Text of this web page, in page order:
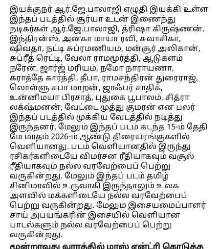
இயக்குநர் ஆர்.ஜே.பாலாஜி எழுதி இயக்கி உள்ள
இந்தப் படத்தில் சூர்யா உடன் இணைந்து
நடிகர்கள் ஆர்.ஜே.பாலாஜி, த்ரிஷா கிருஷ்ணன்,
இந்திரன்ஸ், அனகா மாயா ரவி, சுவாசிகா,
ஷிவதா, நட்டி சுப்ரமணியம், மன்சூர் அலிகான்,
சுப்ரீத் ரெட்டி, வேலா ராமமூர்த்தி, ஆடுகளம்
நரேன், ஜார்ஜ் மரியம், நமோ நாராயணா,
கராத்தே கார்த்தி, தீபா, ராமசந்திரன் துரைராஜ்,
லொள்ளு சபா மாறன், ஜாஃபர் சாதிக்,
உன்னிமயா பிரசாத், புதுகை பூபாலம், சித்ரா
லக்‌ஷ்மனன், வேட்டை முத்து குமரன் என பலர்
இந்தப் படத்தில் முக்கிய வேடத்தில் நடித்து
இருந்தனர். மேலும் இந்தப் படம் கடந்த 15-ம் தேதி
மே மாதம் 2026-ம் ஆண்டு திரையரங்குகளில்
வெளியானது. படம் வெளியானதில் இருந்து
ரசிகர்களிடையே விமர்சன ரீதியாகவும் வசூல்
ரீதியாகவும் நல்ல வரவேற்பைப் பெற்று
வருகின்றது. மேலும் இந்தப் படம் தமிழ்
சினிமாவில் உருவாகி இருந்தாலும் உலக
அளவில் மக்களிடையே நல்ல வரவேற்பைப்
பெற்று வருகின்றது. மேலும் இசையமைப்பாளர்
சாய் அபயங்கரின் இசையில் வெளியான
பாடல்களும் நல்ல வரவேற்பைப் பெற்று
வருகின்றது.